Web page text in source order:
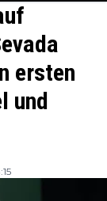
ersten
und